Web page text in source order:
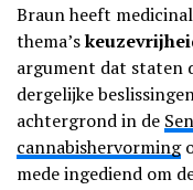
Braun heeft
thema’s
argument dat staten
dergelijke
achtergrond in de
cannabishervorming
mede ingediend om